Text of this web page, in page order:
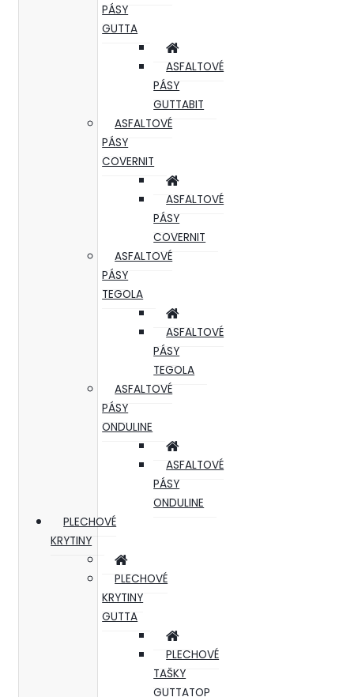
PÁSY
GUTTA
ASFALTOVÉ
PÁSY
GUTTABIT
ASFALTOVÉ
PÁSY
COVERNIT
ASFALTOVÉ
PÁSY
COVERNIT
ASFALTOVÉ
PÁSY
TEGOLA
ASFALTOVÉ
PÁSY
TEGOLA
ASFALTOVÉ
PÁSY
ONDULINE
ASFALTOVÉ
PÁSY
ONDULINE
PLECHOVÉ
KRYTINY
PLECHOVÉ
KRYTINY
GUTTA
PLECHOVÉ
TAŠKY
GUTTATOP